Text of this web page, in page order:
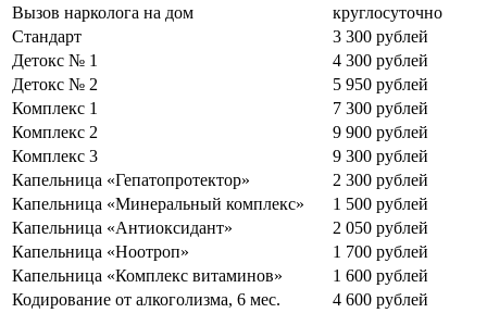
Вызов нарколога на дом
круглосуточно
Стандарт
3 300 рублей
Детокс № 1
4 300 рублей
Детокс № 2
5 950 рублей
Комплекс 1
7 300 рублей
Комплекс 2
9 900 рублей
Комплекс 3
9 300 рублей
Капельница «Гепатопротектор»
2 300 рублей
Капельница «Минеральный комплекс»
1 500 рублей
Капельница «Антиоксидант»
2 050 рублей
Капельница «Ноотроп»
1 700 рублей
Капельница «Комплекс витаминов»
1 600 рублей
Кодирование от алкоголизма, 6 мес.
4 600 рублей